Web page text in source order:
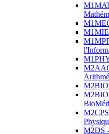
M1MIE
M2DS